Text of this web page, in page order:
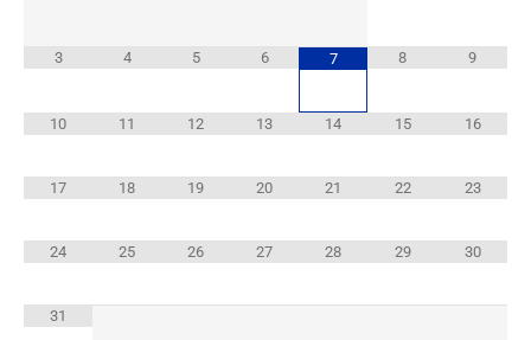
3 4 5 6 7 8 9
10 11 12 13 14 15 16
17 18 19 20 21 22 23
24 25 26 27 28 29 30
31